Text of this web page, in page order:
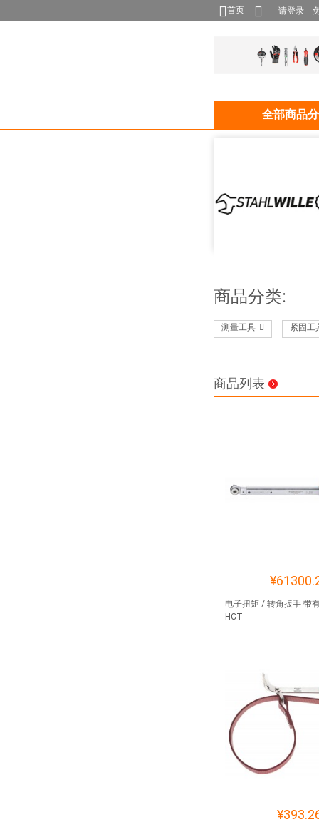
首页 请登录
全部商品
商品分类:
测量工具 紧固工
商品列表
电子扭矩 / 转角扳手 带
HCT